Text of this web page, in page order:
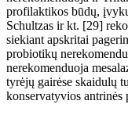
profilaktikos būdų,
Schultzas ir kt. [29]
siekiant apskritai
probiotikų
nerekomenduoja
tyrėjų gairėse skaidulų
konservatyvios antrinės